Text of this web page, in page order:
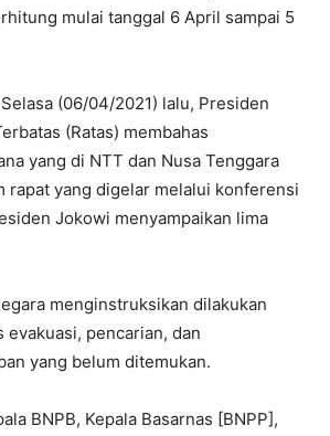
mulai tanggal 6 April sampai 5
(06/04/2021) lalu, Presiden
(Ratas) membahas
yang di NTT dan Nusa Tenggara
rapat yang digelar melalui konferensi
Jokowi menyampaikan lima
menginstruksikan dilakukan
evakuasi, pencarian, dan
yang belum ditemukan.
BNPB, Kepala Basarnas [BNPP],